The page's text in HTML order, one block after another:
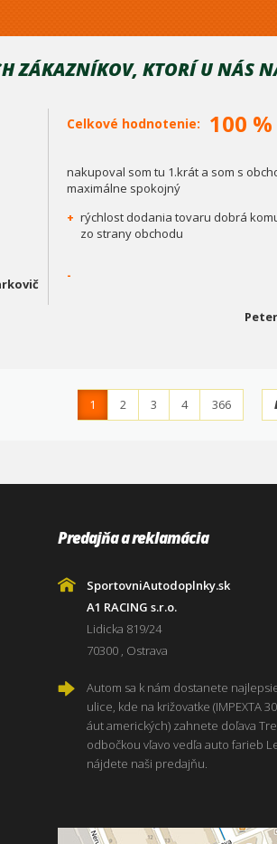
ZÁKAZNÍKOV, KTORÍ U NÁS
Celkové hodnotenie: 100 %
nakupoval som tu 1.krát a som s
maximálne spokojný
+ rýchlost dodania tovaru dobrá
zo strany obchodu
-
1 2 3 4 366
Predajňa a reklamácia
SportovniAutodoplnky.sk
A1 RACING s.r.o.
Lidicka 819/24
70300 , Ostrava
Autom sa k nám dostanete
ulice, kde na križovatke (IMPEXTA
áut amerických) zahnete doľava
odbočkou vľavo vedľa auto farieb
nájdete naši predajňu.